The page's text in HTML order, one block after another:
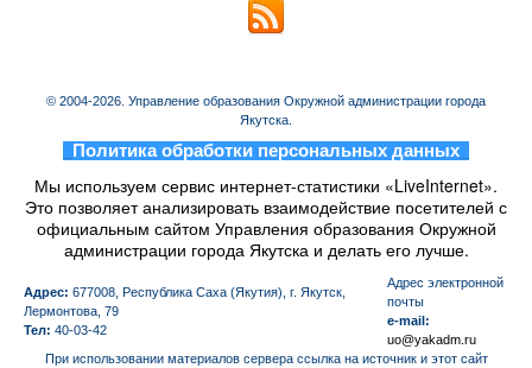
© 2004-2026. Управление образования Окружной администрации города
Якутска.
Политика обработки персональных данных
Мы используем сервис интернет-статистики «LiveInternet».
Это позволяет анализировать взаимодействие посетителей с
официальным сайтом Управления образования Окружной
администрации города Якутска и делать его лучше.
Адрес: 677008, Республика Саха (Якутия), г. Якутск,
Лермонтова, 79
Тел: 40-03-42
Aдрес электронной
почты
e-mail:
uo@yakadm.ru
При использовании материалов сервера ссылка на источник и этот сайт